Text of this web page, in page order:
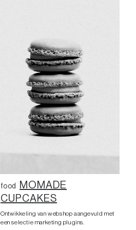
food
MOMADE
CUPCAKES
Ontwikkeling van webshop aangevuld met
een selectie marketing plugins.